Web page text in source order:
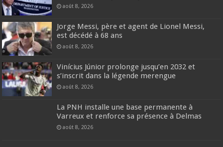
août 8, 2026
Jorge Messi, père et agent de Lionel Messi,
est décédé à 68 ans
août 8, 2026
Vinícius Júnior prolonge jusqu’en 2032 et
s’inscrit dans la légende merengue
août 8, 2026
La PNH installe une base permanente à
Varreux et renforce sa présence à Delmas
août 8, 2026